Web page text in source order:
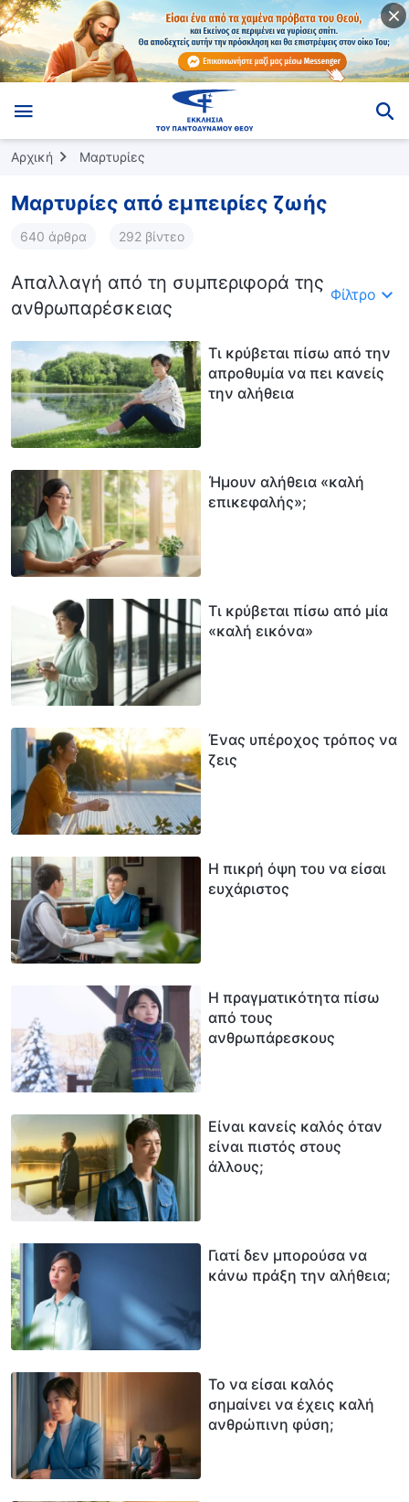
Αρχική Μαρτυρίες
Μαρτυρίες από εμπειρίες ζωής
640 άρθρα 292 βίντεο
Απαλλαγή από τη συμπεριφορά της
ανθρωπαρέσκειας
Φίλτρο
Τι κρύβεται πίσω από την
απροθυμία να πει κανείς
την αλήθεια
Ήμουν αλήθεια «καλή
επικεφαλής»;
Τι κρύβεται πίσω από μία
«καλή εικόνα»
Ένας υπέροχος τρόπος να
ζεις
Η πικρή όψη του να είσαι
ευχάριστος
Η πραγματικότητα πίσω
από τους
ανθρωπάρεσκους
Είναι κανείς καλός όταν
είναι πιστός στους
άλλους;
Γιατί δεν μπορούσα να
κάνω πράξη την αλήθεια;
Το να είσαι καλός
σημαίνει να έχεις καλή
ανθρώπινη φύση;